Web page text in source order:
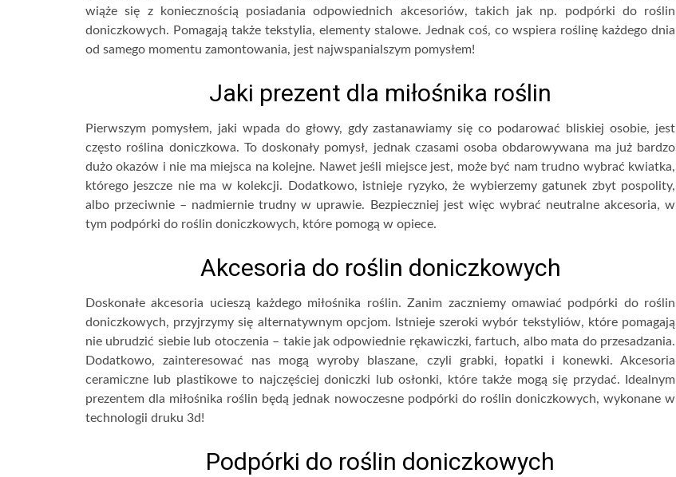
wiąże się z koniecznością posiadania odpowiednich akcesoriów, takich jak np. podpórki do roślin
doniczkowych. Pomagają także tekstylia, elementy stalowe. Jednak coś, co wspiera roślinę każdego dnia
od samego momentu zamontowania, jest najwspanialszym pomysłem!
Jaki prezent dla miłośnika roślin
Pierwszym pomysłem, jaki wpada do głowy, gdy zastanawiamy się co podarować bliskiej osobie, jest
często roślina doniczkowa. To doskonały pomysł, jednak czasami osoba obdarowywana ma już bardzo
dużo okazów i nie ma miejsca na kolejne. Nawet jeśli miejsce jest, może być nam trudno wybrać kwiatka,
którego jeszcze nie ma w kolekcji. Dodatkowo, istnieje ryzyko, że wybierzemy gatunek zbyt pospolity,
albo przeciwnie – nadmiernie trudny w uprawie. Bezpieczniej jest więc wybrać neutralne akcesoria, w
tym podpórki do roślin doniczkowych, które pomogą w opiece.
Akcesoria do roślin doniczkowych
Doskonałe akcesoria ucieszą każdego miłośnika roślin. Zanim zaczniemy omawiać podpórki do roślin
doniczkowych, przyjrzymy się alternatywnym opcjom. Istnieje szeroki wybór tekstyliów, które pomagają
nie ubrudzić siebie lub otoczenia – takie jak odpowiednie rękawiczki, fartuch, albo mata do przesadzania.
Dodatkowo, zainteresować nas mogą wyroby blaszane, czyli grabki, łopatki i konewki. Akcesoria
ceramiczne lub plastikowe to najczęściej doniczki lub osłonki, które także mogą się przydać. Idealnym
prezentem dla miłośnika roślin będą jednak nowoczesne podpórki do roślin doniczkowych, wykonane w
technologii druku 3d!
Podpórki do roślin doniczkowych